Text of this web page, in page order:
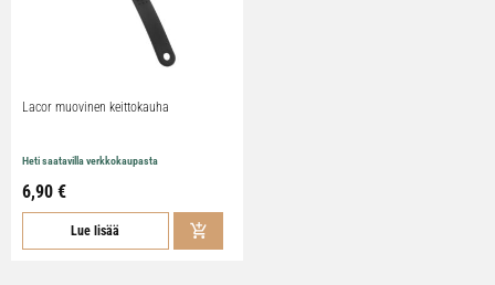
Lacor muovinen keittokauha
Heti saatavilla verkkokaupasta
6,90 €
Lue lisää